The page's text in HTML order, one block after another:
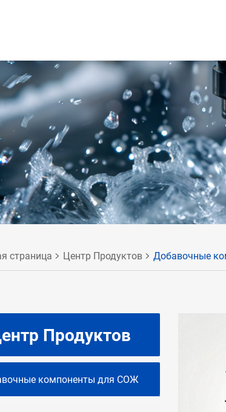
страница Центр Продуктов Добавочные
Продуктов
компоненты для СОЖ